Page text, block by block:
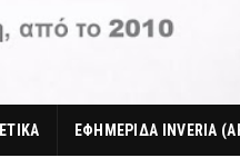
ΕΦΗΜΕΡΙΔΑ INVERIA